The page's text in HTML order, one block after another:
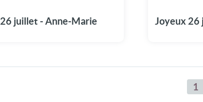
26 juillet - Anne-Marie Joyeux
1